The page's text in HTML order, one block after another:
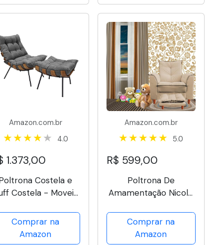
Quadrado Tecido
Amazon.com.br
4.0
1.373,00
Costela e
Costela - Moveis
Comprar na
Amazon
Amazon.com.br
5.0
R$ 599,00
Poltrona De
Amamentação Nicole
Capuccino
Comprar na
Amazon